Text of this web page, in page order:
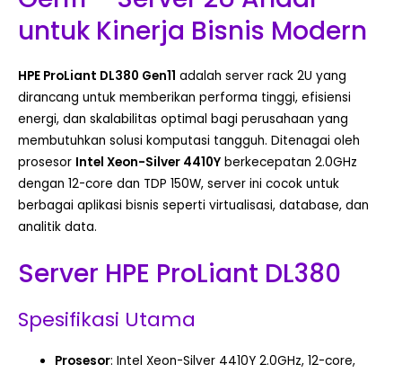
untuk Kinerja Bisnis Modern
HPE ProLiant DL380 Gen11 adalah server rack 2U yang
dirancang untuk memberikan performa tinggi, efisiensi
energi, dan skalabilitas optimal bagi perusahaan yang
membutuhkan solusi komputasi tangguh. Ditenagai oleh
prosesor Intel Xeon-Silver 4410Y berkecepatan 2.0GHz
dengan 12-core dan TDP 150W, server ini cocok untuk
berbagai aplikasi bisnis seperti virtualisasi, database, dan
analitik data.
Server HPE ProLiant DL380
Spesifikasi Utama
Prosesor: Intel Xeon-Silver 4410Y 2.0GHz, 12-core,